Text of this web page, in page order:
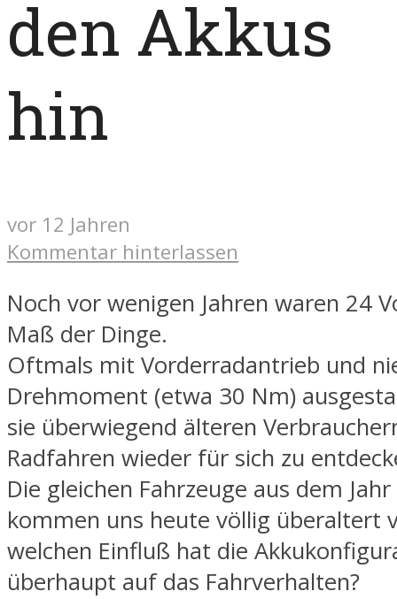
den Akkus
hin
vor 12 Jahren
Kommentar hinterlassen
Noch vor wenigen Jahren waren 24
Maß der Dinge.
Oftmals mit Vorderradantrieb und
Drehmoment (etwa 30 Nm)
sie überwiegend älteren
Radfahren wieder für sich zu
Die gleichen Fahrzeuge aus dem
kommen uns heute völlig überaltert
welchen Einfluß hat die
überhaupt auf das Fahrverhalten?